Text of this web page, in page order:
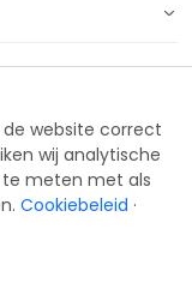
de website correct
wij analytische
meten met als
Cookiebeleid ·